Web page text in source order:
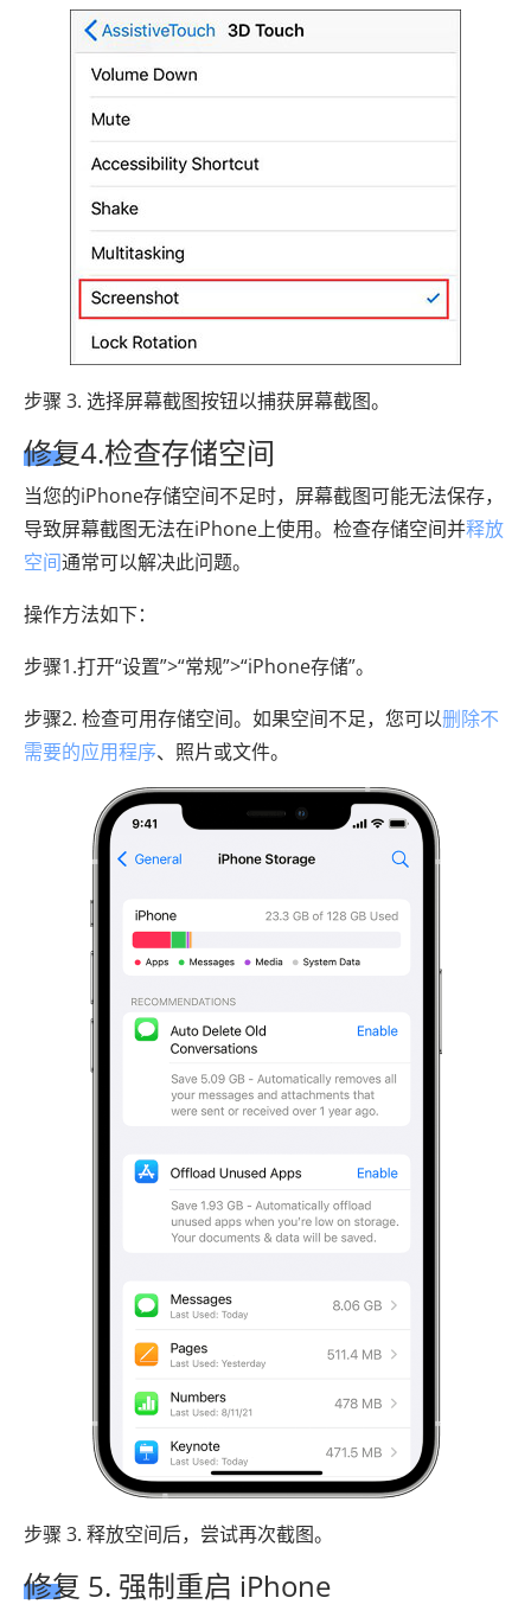
步骤 3. 选择屏幕截图按钮以捕获屏幕截图。
修复4.检查存储空间
当您的iPhone存储空间不足时，屏幕截图可能无法保存，
导致屏幕截图无法在iPhone上使用。检查存储空间并释放
空间通常可以解决此问题。
操作方法如下：
步骤1.打开“设置”>“常规”>“iPhone存储”。
步骤2. 检查可用存储空间。如果空间不足，您可以删除不
需要的应用程序、照片或文件。
步骤 3. 释放空间后，尝试再次截图。
修复 5. 强制重启 iPhone